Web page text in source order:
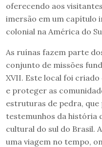
oferecendo aos
imersão em um capítulo
colonial na América do
As ruínas fazem parte
conjunto de missões
XVII. Este local foi
e proteger as
estruturas de pedra, que
testemunhos da história
cultural do sul do Brasil.
uma viagem no tempo,